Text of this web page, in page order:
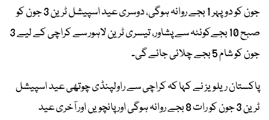
جون کو دوپہر 1 بجے روانہ ہوگی، دوسری عید اسپیشل ٹرین 3 جون کو
صبح 10 بجےکوئٹہ سے پشاور، تیسری ٹرین لاہور سے کراچی کے لیے 3
جون کو شام 5 بجے چلائی جائے گی۔
پاکستان ریلویز نے کہا کہ کراچی سے راولپنڈی چوتھی عید اسپیشل
ٹرین 3 جون کو رات 8 بجے روانہ ہوگی اور پانچویں اور آخری عید